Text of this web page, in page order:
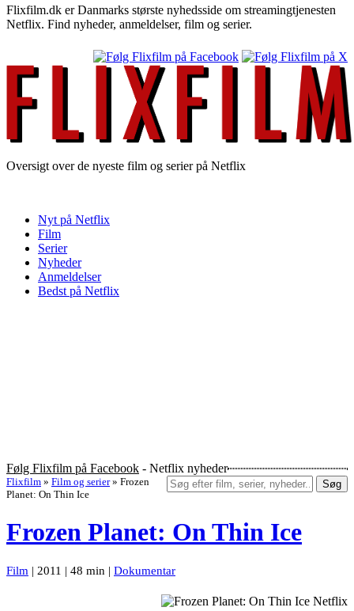
Flixfilm.dk er Danmarks største nyhedsside om streamingtjenesten
Netflix. Find nyheder, anmeldelser, film og serier.
Oversigt over de nyeste film og serier på Netflix
Nyt på Netflix
Film
Serier
Nyheder
Anmeldelser
Bedst på Netflix
Følg Flixfilm på Facebook - Netflix nyheder
Søg
Flixfilm » Film og serier » Frozen
Planet: On Thin Ice
Frozen Planet: On Thin Ice
Film | 2011 | 48 min | Dokumentar